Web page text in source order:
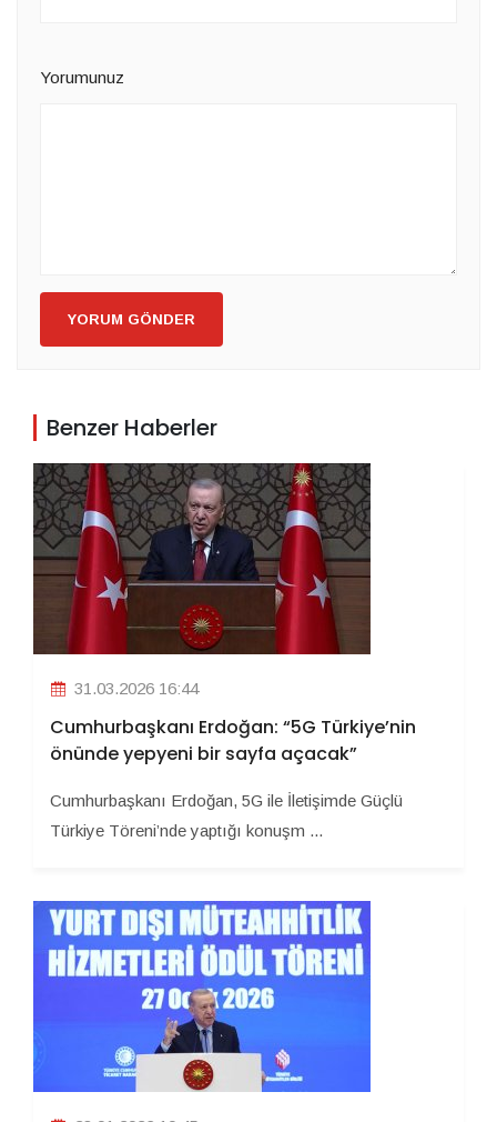
Yorumunuz
YORUM GÖNDER
Benzer Haberler
31.03.2026 16:44
Cumhurbaşkanı Erdoğan: “5G Türkiye’nin
önünde yepyeni bir sayfa açacak”
Cumhurbaşkanı Erdoğan, 5G ile İletişimde Güçlü
Türkiye Töreni’nde yaptığı konuşm ...